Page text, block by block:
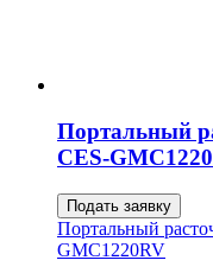
Портальный
CES-
Подать заявку
Портальный
GMC1220RV